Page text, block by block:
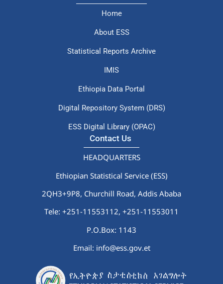
Home
About ESS
Statistical Reports Archive
IMIS
Ethiopia Data Portal
Digital Repository System (DRS)
ESS Digital Library (OPAC)
Contact Us
HEADQUARTERS
Ethiopian Statistical Service (ESS)
2QH3+9P8, Churchill Road, Addis Ababa
Tele: +251-11553112, +251-11553011
P.O.Box: 1143
Email: info@ess.gov.et